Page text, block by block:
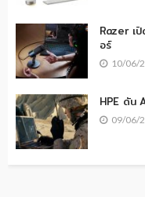
Razer เ
อร์
10/06/
HPE ดัน
09/06/